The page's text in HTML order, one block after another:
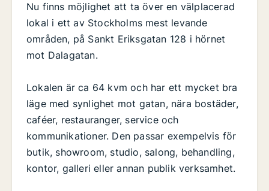
Nu finns möjlighet att ta över en välplacerad
lokal i ett av Stockholms mest levande
områden, på Sankt Eriksgatan 128 i hörnet
mot Dalagatan.
Lokalen är ca 64 kvm och har ett mycket bra
läge med synlighet mot gatan, nära bostäder,
caféer, restauranger, service och
kommunikationer. Den passar exempelvis för
butik, showroom, studio, salong, behandling,
kontor, galleri eller annan publik verksamhet.